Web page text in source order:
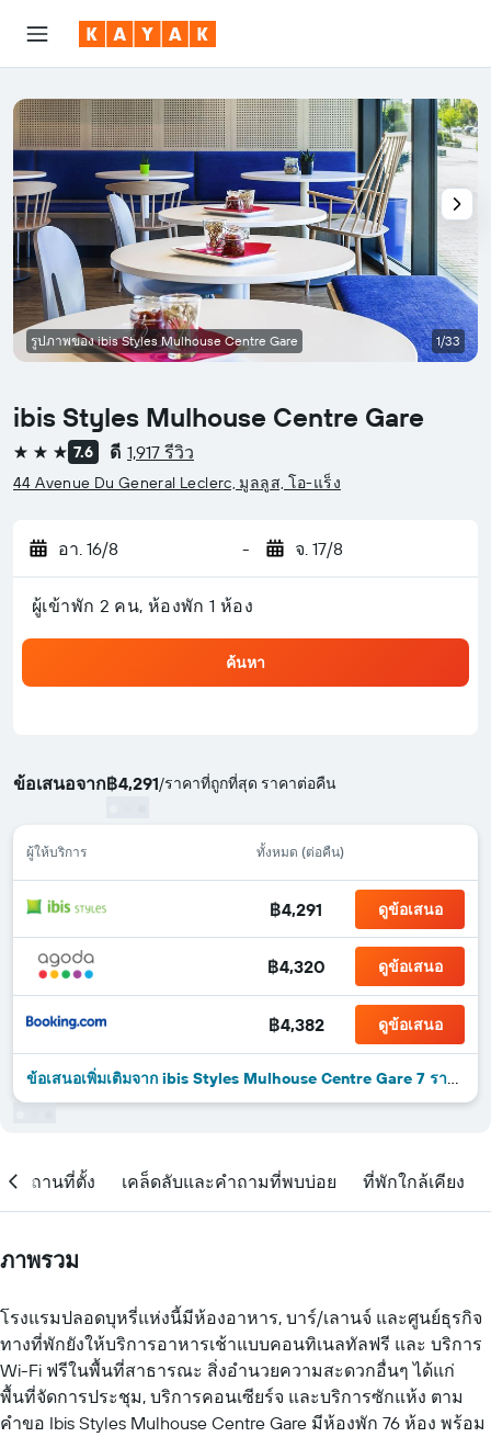
ibis Styles Mulhouse Centre Gare
3 ดาว 7.6 ดี 1,917 รีวิว
44 Avenue Du General Leclerc, มูลลูส, โอ-แร็ง
อา. 16/8 - จ. 17/8
ผู้เข้าพัก 2 คน, ห้องพัก 1 ห้อง
ค้นหา
ข้อเสนอจาก฿4,291/ราคาที่ถูกที่สุด ราคาต่อคืน
ผู้ให้บริการ ทั้งหมด (ต่อคืน)
฿4,291 ดูข้อเสนอ
฿4,320 ดูข้อเสนอ
฿4,382 ดูข้อเสนอ
ข้อเสนอเพิ่มเติมจาก ibis Styles Mulhouse Centre Gare 7 รายการ
รูปภาพของ ibis Styles Mulhouse Centre Gare 1/33
สถานที่ตั้ง เคล็ดลับและคำถามที่พบบ่อย ที่พักใกล้เคียง
ภาพรวม
โรงแรมปลอดบุหรี่แห่งนี้มีห้องอาหาร, บาร์/เลานจ์ และศูนย์ธุรกิจ
ทางที่พักยังให้บริการอาหารเช้าแบบคอนทิเนลทัลฟรี และ บริการ
Wi-Fi ฟรีในพื้นที่สาธารณะ สิ่งอำนวยความสะดวกอื่นๆ ได้แก่
พื้นที่จัดการประชุม, บริการคอนเซียร์จ และบริการซักแห้ง ตาม
คำขอ Ibis Styles Mulhouse Centre Gare มีห้องพัก 76 ห้อง พร้อม